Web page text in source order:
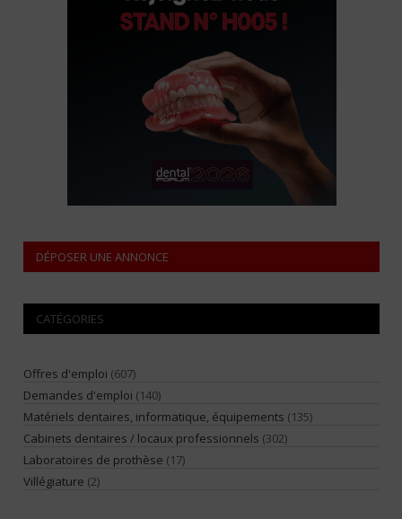
DÉPOSER UNE ANNONCE
CATÉGORIES
Offres d'emploi (607)
Demandes d'emploi (140)
Matériels dentaires, informatique, équipements (135)
Cabinets dentaires / locaux professionnels (302)
Laboratoires de prothèse (17)
Villégiature (2)